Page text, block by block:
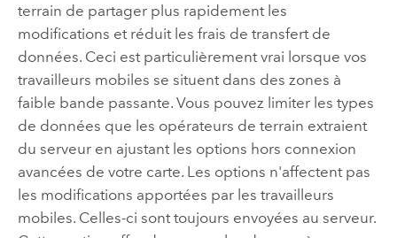
terrain de partager plus rapidement les
modifications et réduit les frais de transfert de
données. Ceci est particulièrement vrai lorsque vos
travailleurs mobiles se situent dans des zones à
faible bande passante. Vous pouvez limiter les types
de données que les opérateurs de terrain extraient
du serveur en ajustant les options hors connexion
avancées de votre carte. Les options n'affectent pas
les modifications apportées par les travailleurs
mobiles. Celles-ci sont toujours envoyées au serveur.